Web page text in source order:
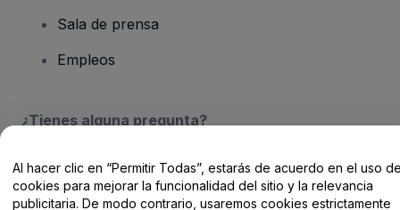
Sala de prensa
Empleos
¿Tienes alguna pregunta?
Centro de Ayuda / Contacto
Al hacer clic en “Permitir Todas”, estarás de acuerdo en el uso
cookies para mejorar la funcionalidad del sitio y la relevancia
publicitaria. De modo contrario, usaremos cookies estrictamente